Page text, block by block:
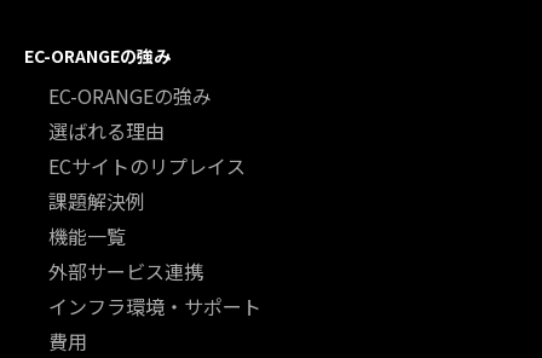
EC-ORANGEの強み
EC-ORANGEの強み
選ばれる理由
ECサイトのリプレイス
課題解決例
機能一覧
外部サービス連携
インフラ環境・サポート
費用